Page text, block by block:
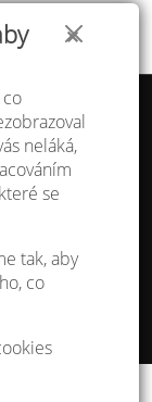
✕
neláká,
se
tak, aby
co